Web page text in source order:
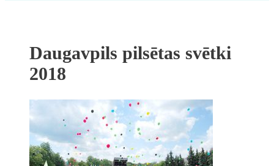
Daugavpils pilsētas svētki
2018